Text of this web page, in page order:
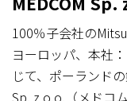
100％子会社の
ヨーロッパ、本社
じて、ポーランド
Sp. z o.o.（メドコ